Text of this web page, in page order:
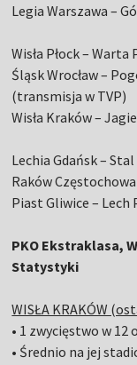
Legia Warszawa –
Wisła Płock –
Śląsk Wrocław –
(transmisja w TVP)
Wisła Kraków –
Lechia Gdańsk –
Raków
Piast Gliwice – Lech
PKO Ekstraklasa,
Statystyki
WISŁA KRAKÓW
• 1 zwycięstwo w
• Średnio na jej